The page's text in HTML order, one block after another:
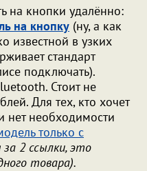
на кнопки удалённо:
на кнопку (ну, а как
известной в узких
стандарт
подключать).
Стоит не
Для тех, кто хочет
нет необходимости
только с
2 ссылки, это
товара).